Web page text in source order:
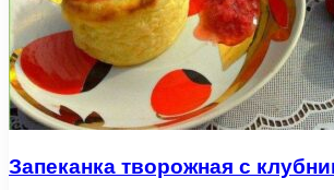
Запеканка творожная с